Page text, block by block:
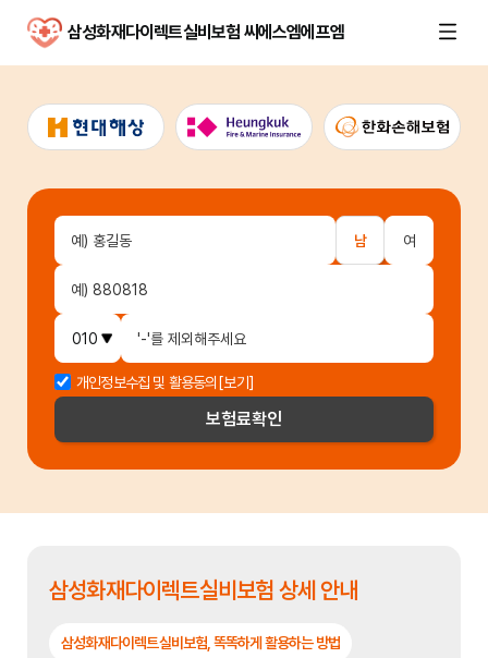
삼성화재다이렉트실비보험 씨에스엠에프엠
남 여
개인정보수집 및 활용동의[보기]
보험료확인
삼성화재다이렉트실비보험 상세 안내
삼성화재다이렉트실비보험, 똑똑하게 활용하는 방법